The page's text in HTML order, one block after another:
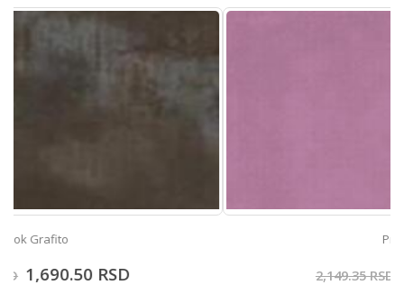
2,149.35